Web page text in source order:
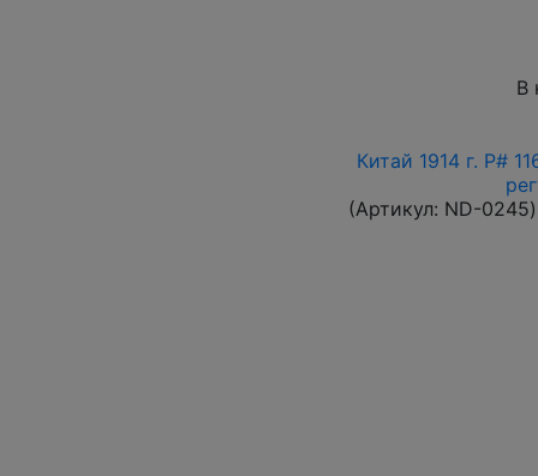
В
Китай 1914 г. P#
(Артикул: ND-0245)